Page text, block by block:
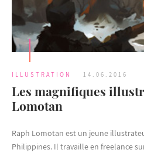
ILLUSTRATION 14.06.2016
Les magnifiques
Lomotan
Raph Lomotan est un jeune
Philippines. Il travaille en freelance